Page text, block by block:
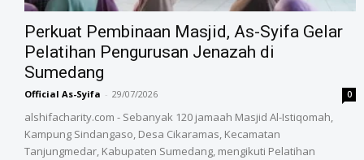
‎Perkuat Pembinaan Masjid, As-Syifa Gelar
Pelatihan Pengurusan Jenazah di
Sumedang
Official As-Syifa - 29/07/2026 0
alshifacharity.com - Sebanyak 120 jamaah Masjid Al-Istiqomah,
Kampung Sindangaso, Desa Cikaramas, Kecamatan
Tanjungmedar, Kabupaten Sumedang, mengikuti Pelatihan